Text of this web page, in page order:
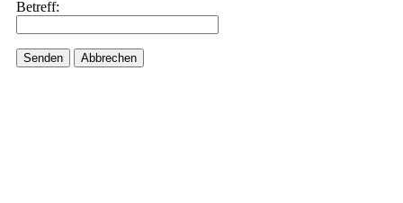
Betreff:
Senden Abbrechen